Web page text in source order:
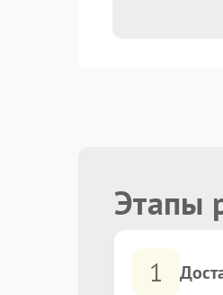
Этапы
1